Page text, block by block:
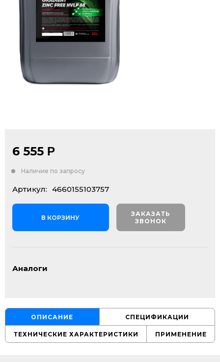
6 555 Р
Наличие по запросу
Артикул: 4660155103757
В КОРЗИНУ
ЗАКАЗАТЬ
ЗВОНОК
Аналоги
ОПИСАНИЕ СПЕЦИФИКАЦИИ
ТЕХНИЧЕСКИЕ ХАРАКТЕРИСТИКИ ПРИМЕНЕНИЕ